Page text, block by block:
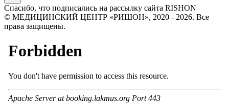
Спасибо, что подписались на рассылку сайта RISHON
© МЕДИЦИНСКИЙ ЦЕНТР «РИШОН», 2020 - 2026. Все
права защищены.